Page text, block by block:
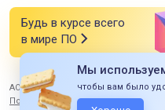
Будь в курсе всего
в мире ПО
АО «СИЭСДИ» 2026 Все права
Политика конфиденциальности
Мы
чтобы вам было